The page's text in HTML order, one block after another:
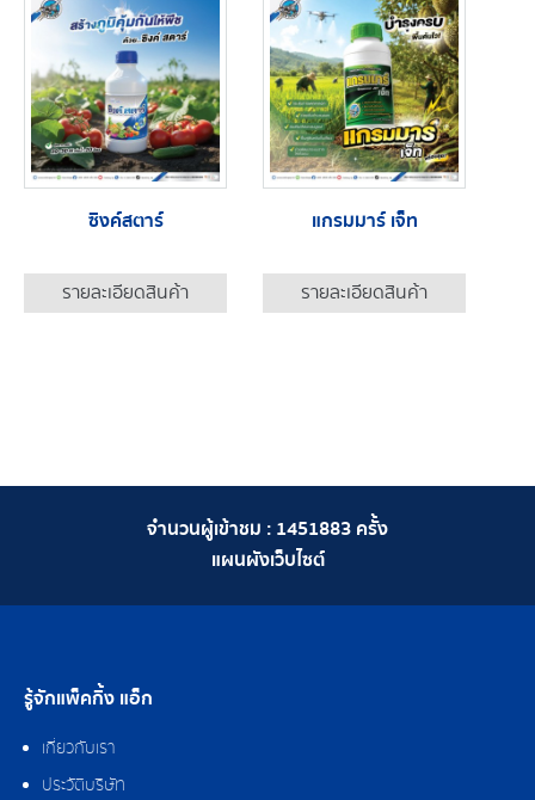
ซิงค์สตาร์
รายละเอียดสินค้า
แกรมมาร์ เจ็ท
รายละเอียดสินค้า
จำนวนผู้เข้าชม : 1451883 ครั้ง
แผนผังเว็บไซต์
รู้จักแพ็คกิ้ง แอ็ก
เกี่ยวกับเรา
ประวัติบริษัท